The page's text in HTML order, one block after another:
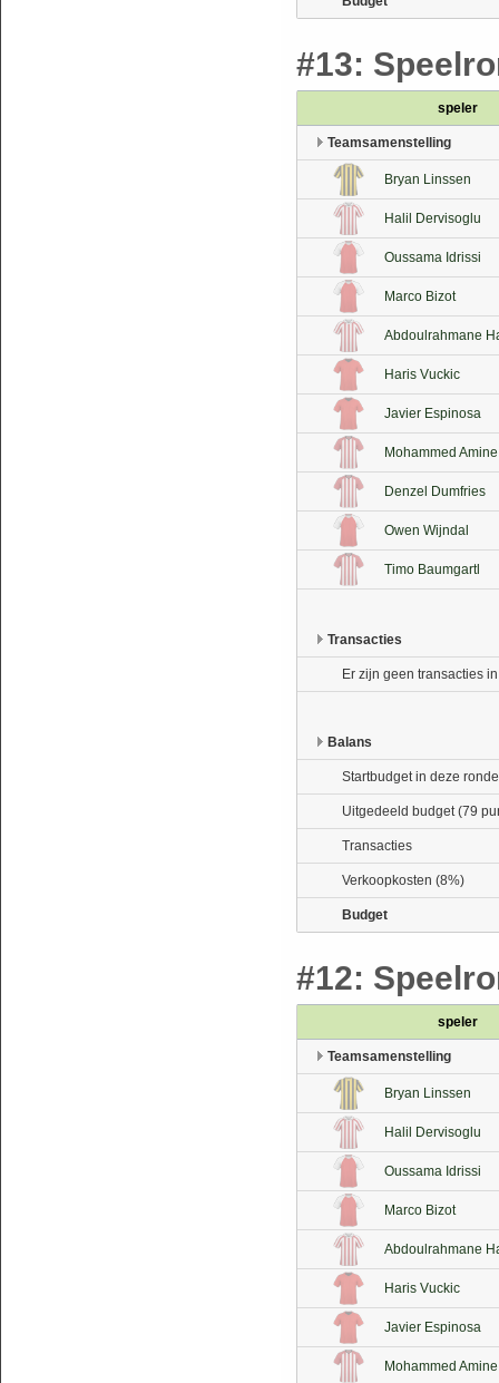
#13:
speler
Teamsamenstelling
Bryan Linssen
Halil Dervisoglu
Oussama Idrissi
Marco Bizot
Abdoulrahmane
Haris Vuckic
Javier Espinosa
Mohammed
Denzel Dumfries
Owen Wijndal
Timo Baumgartl
Transacties
Er zijn geen transacties
Balans
Startbudget in deze ronde
Uitgedeeld budget (79
Transacties
Verkoopkosten (8%)
Budget
#12:
speler
Teamsamenstelling
Bryan Linssen
Halil Dervisoglu
Oussama Idrissi
Marco Bizot
Abdoulrahmane
Haris Vuckic
Javier Espinosa
Mohammed